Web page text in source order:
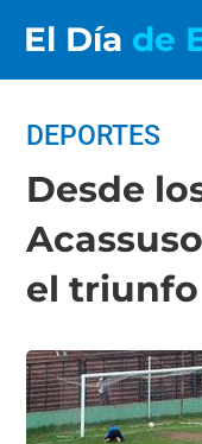
El Día de
DEPORTES
Desde
el